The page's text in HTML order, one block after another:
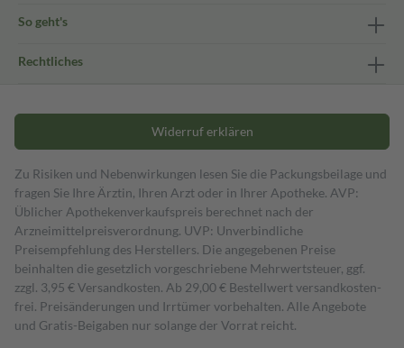
So geht's
Rechtliches
Widerruf erklären
Zu Risiken und Nebenwirkungen lesen Sie die Packungsbeilage und
fragen Sie Ihre Ärztin, Ihren Arzt oder in Ihrer Apotheke. AVP:
Üblicher Apothekenverkaufspreis berechnet nach der
Arzneimittelpreisverordnung. UVP: Unverbindliche
Preisempfehlung des Herstellers. Die angegebenen Preise
beinhalten die gesetzlich vorgeschriebene Mehrwertsteuer, ggf.
zzgl. 3,95 € Versandkosten. Ab 29,00 € Bestell­wert versand­kosten­
frei. Preisänderungen und Irrtümer vorbehalten. Alle Angebote
und Gratis-Beigaben nur solange der Vorrat reicht.